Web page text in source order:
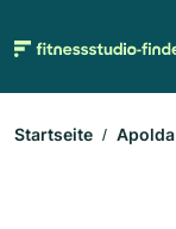
Startseite Apolda